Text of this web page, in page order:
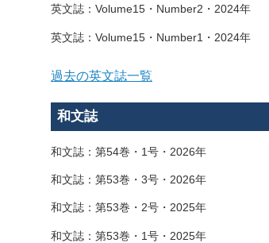
英文誌：Volume15・Number2・2024年
英文誌：Volume15・Number1・2024年
過去の英文誌一覧
和文誌
和文誌：第54巻・1号・2026年
和文誌：第53巻・3号・2026年
和文誌：第53巻・2号・2025年
和文誌：第53巻・1号・2025年